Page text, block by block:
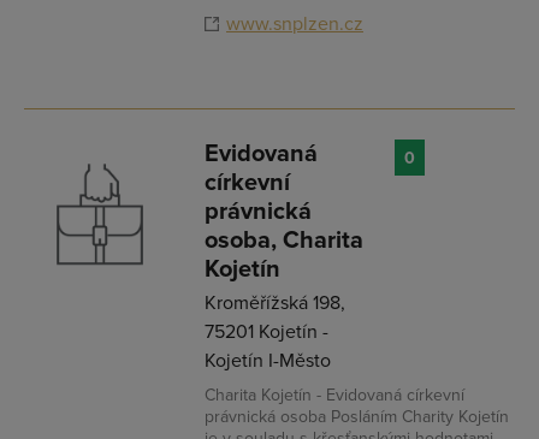
www.snplzen.cz
Evidovaná
církevní
právnická
osoba, Charita
Kojetín
Kroměřížská 198,
75201 Kojetín -
Kojetín I-Město
Charita Kojetín - Evidovaná církevní
právnická osoba Posláním Charity Kojetín
0
Přihlásit se